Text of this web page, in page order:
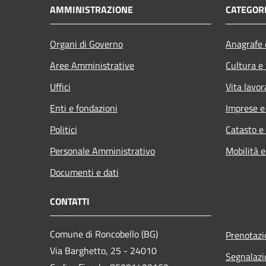
AMMINISTRAZIONE
Organi di Governo
Aree Amministrative
Uffici
Enti e fondazioni
Politici
Personale Amministrativo
Documenti e dati
Cultura
Vita
Imprese
Catasto
Mobilità
CONTATTI
Comune di Roncobello (BG)
Via Barghetto, 25 - 24010